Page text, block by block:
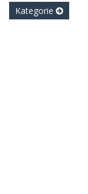
Kategorie